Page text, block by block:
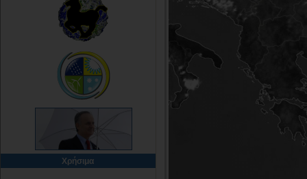
Χρήσιμα